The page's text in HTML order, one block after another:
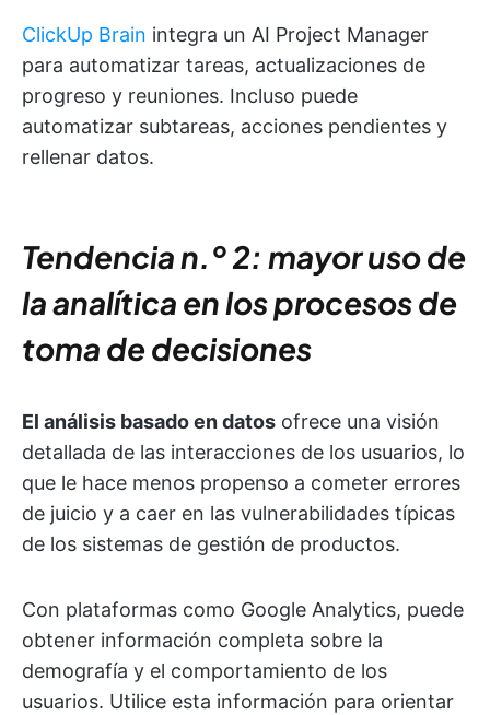
ClickUp Brain integra un AI Project Manager
para automatizar tareas, actualizaciones de
progreso y reuniones. Incluso puede
automatizar subtareas, acciones pendientes y
rellenar datos.
Tendencia n.º 2: mayor uso de
la analítica en los procesos de
toma de decisiones
El análisis basado en datos ofrece una visión
detallada de las interacciones de los usuarios, lo
que le hace menos propenso a cometer errores
de juicio y a caer en las vulnerabilidades típicas
de los sistemas de gestión de productos.
Con plataformas como Google Analytics, puede
obtener información completa sobre la
demografía y el comportamiento de los
usuarios. Utilice esta información para orientar